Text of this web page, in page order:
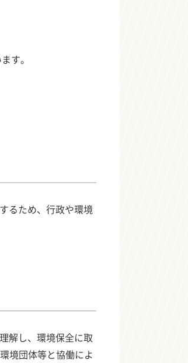
す。
るため、行政や環境
解し、環境保全に取
境団体等と協働によ